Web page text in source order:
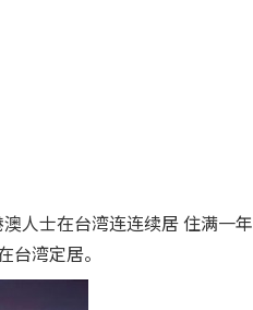
人士在台湾连连续居 住满一年
湾定居。